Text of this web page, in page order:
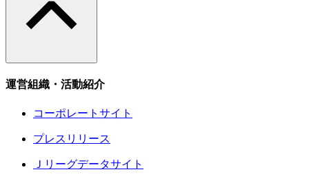
運営組織・活動紹介
コーポレートサイト
プレスリリース
Ｊリーグデータサイト